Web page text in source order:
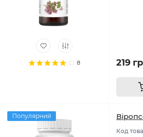
8 219
Популярний
Код